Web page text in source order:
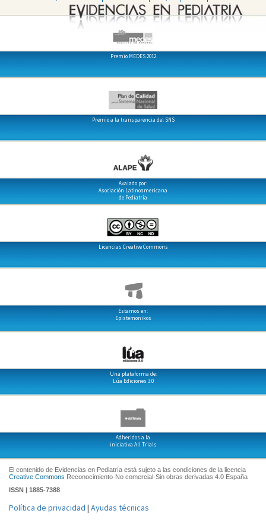
Premio MEDES 2012
Premio a la transparencia del SNS
Avalado por:
Asociación Latinoamericana
de Pediatría
Licencias Creative Commons
Estamos en:
Epistemonikos
Una plataforma de:
Lúa Ediciones 3.0
Adheridos a la
iniciativa All Trials
El contenido de Evidencias en Pediatría está sujeto a las condiciones de la licencia
Creative Commons Reconocimiento-No comercial-Sin obras derivadas 4.0 España
ISSN | 1885-7388
Política de privacidad | Ayudas técnicas